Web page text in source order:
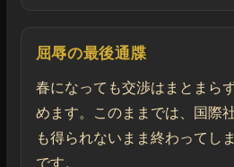
屈辱の最後通牒
春になっても交渉はまとまら
めます。このままでは、国際
も得られないまま終わってし
です。